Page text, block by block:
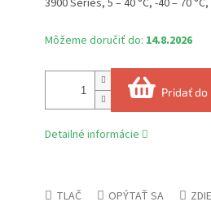
Môžeme doručiť do: 14.8.2026
Pridať do
3900 Series, 5 – 40 °C, -40 – 70
Detailné informácie
TLAČ OPÝTAŤ SA